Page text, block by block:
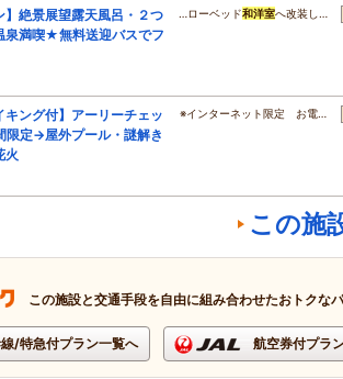
】絶景展望露天風呂・２つ
泉満喫★無料送迎バスでフ
…ローベッド和洋室へ改装し…
キング付】アーリーチェッ
定→屋外プール・謎解き
火
※インターネット限定 お電…
この施
この施設と交通手段を自由に組み合わせたおトクな
/特急付プラン一覧へ 航空券付プラ